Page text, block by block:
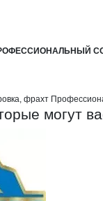
фрахт
могут